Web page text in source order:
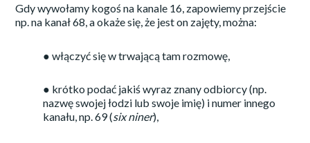
Gdy wywołamy kogoś na kanale 16, zapowiemy przejście
np. na kanał 68, a okaże się, że jest on zajęty, można:
● włączyć się w trwającą tam rozmowę,
● krótko podać jakiś wyraz znany odbiorcy (np.
nazwę swojej łodzi lub swoje imię) i numer innego
kanału, np. 69 (six niner),